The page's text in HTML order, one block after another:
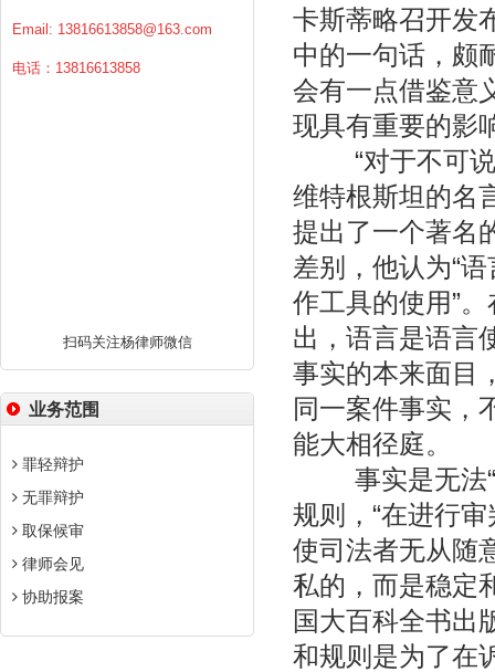
Email: 13816613858@163.com
电话：13816613858
扫码关注杨律师微信
业务范围
罪轻辩护
无罪辩护
取保候审
律师会见
协助报案
卡斯蒂略召开发
中的一句话，颇
会有一点借鉴意
现具有重要的影
“对于不可说
维特根斯坦的名
提出了一个著名
差别，他认为“
作工具的使用”
出，语言是语言
事实的本来面目
同一案件事实，
能大相径庭。
事实是无法“
规则，“在进行
使司法者无从随
私的，而是稳定
国大百科全书出
和规则是为了在